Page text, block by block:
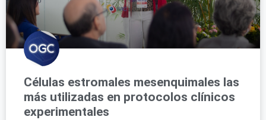
Células estromales mesenquimales las
más utilizadas en protocolos clínicos
experimentales